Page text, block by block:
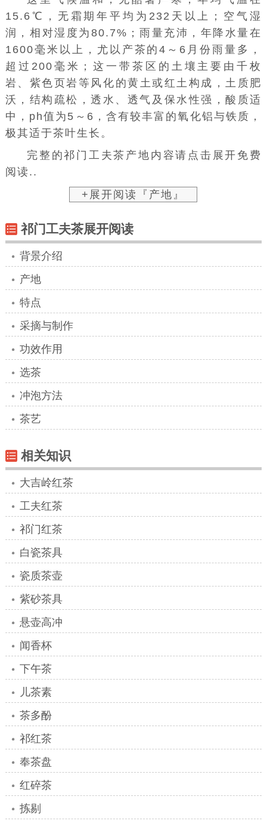
15.6℃，无霜期年平均为232天以上；空气湿
润，相对湿度为80.7%；雨量充沛，年降水量在
1600毫米以上，尤以产茶的4～6月份雨量多，
超过200毫米；这一带茶区的土壤主要由千枚
岩 、紫色页岩等风化的黄土或红土构成，土质肥
沃，结构疏松，透水、透气及保水性强，酸质适
中，ph值为5～6，含有较丰富的氧化铝与铁质，
极其适于茶叶生长。
完整的祁门工夫茶产地内容请点击展开免费
阅读..
+展开阅读『产地』
祁门工夫茶展开阅读
背景介绍
产地
特点
采摘与制作
功效作用
选茶
冲泡方法
茶艺
相关知识
大吉岭红茶
工夫红茶
祁门红茶
白瓷茶具
瓷质茶壶
紫砂茶具
悬壶高冲
闻香杯
下午茶
儿茶素
茶多酚
祁红茶
奉茶盘
红碎茶
拣剔